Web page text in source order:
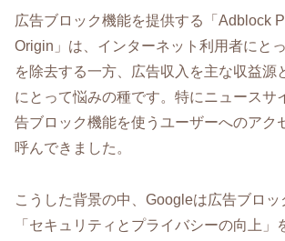
広告ブロック機能を提供する「Adblock
Origin」は、インターネット利用者にと
を除去する一方、広告収入を主な収益源
にとって悩みの種です。特にニュースサ
告ブロック機能を使うユーザーへのアク
呼んできました。
こうした背景の中、Googleは広告ブロッ
「セキュリティとプライバシーの向上」